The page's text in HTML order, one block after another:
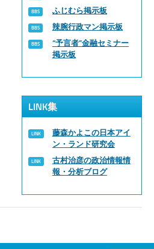
ふじむら掲示板
辣腕行政マン掲示板
“予言者”金融セミナー
掲示板
LINK集
藤森かよこの日本アイ
ン・ランド研究会
古村治彦の政治情報情
報・分析ブログ